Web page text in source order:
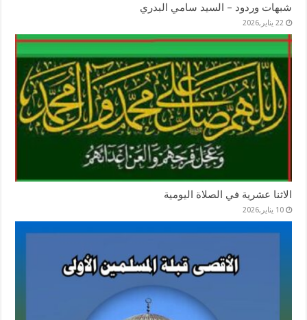
شبهات وردود – السيد سامي البدري
22 يناير,2026
الاثنا عشرية في الصلاة اليومية
10 يناير,2026